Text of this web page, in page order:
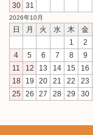
30
31
2026年10月
日 月 火 水 木 金
1
2
4
5 6 7 8 9
11
12 13 14 15 16
18
19 20 21 22 23
25
26 27 28 29 30